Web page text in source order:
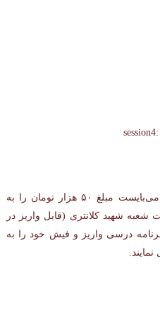
علاقمندان به شرکت در این کارگاه می‌بایست مبلغ ۵۰ هزار تومان را به
بانک تجارت شعبه شهید کلانتری (قابل واریز در
درسی واریز و فیش خود را به